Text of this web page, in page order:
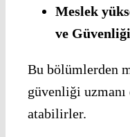
Meslek
ve
Bu bölümlerden
güvenliği
atabilirler.